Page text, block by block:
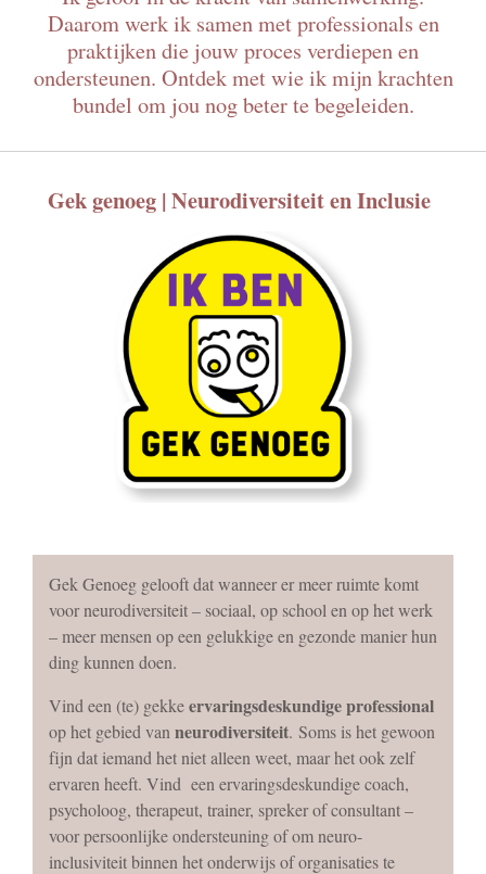
Daarom werk ik samen met professionals en
praktijken die jouw proces verdiepen en
ondersteunen. Ontdek met wie ik mijn krachten
bundel om jou nog beter te begeleiden.
Gek genoeg | Neurodiversiteit en Inclusie
Gek Genoeg gelooft dat wanneer er meer ruimte komt
voor neurodiversiteit – sociaal, op school en op het werk
– meer mensen op een gelukkige en gezonde manier hun
ding kunnen doen.
Vind een (te) gekkeervaringsdeskundige professional
op het gebied van neurodiversiteit. Soms is het gewoon
fijn dat iemand het niet alleen weet, maar het ook zelf
ervaren heeft. Vind een ervaringsdeskundige coach,
psycholoog, therapeut, trainer, spreker of consultant –
voor persoonlijke ondersteuning of om neuro-
inclusiviteit binnen het onderwijs of organisaties te